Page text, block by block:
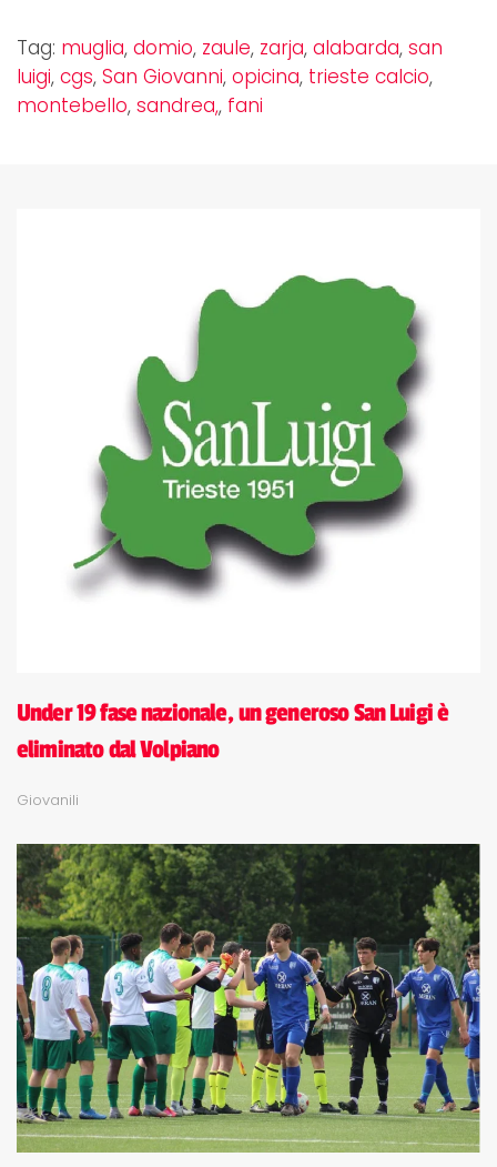
Tag: muglia, domio, zaule, zarja, alabarda, san
luigi, cgs, San Giovanni, opicina, trieste calcio,
montebello, sandrea,, fani
Under 19 fase nazionale, un generoso San Luigi è
eliminato dal Volpiano
Giovanili